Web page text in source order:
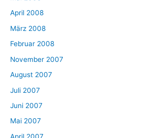
April 2008
März 2008
Februar 2008
November 2007
August 2007
Juli 2007
Juni 2007
Mai 2007
April 2007